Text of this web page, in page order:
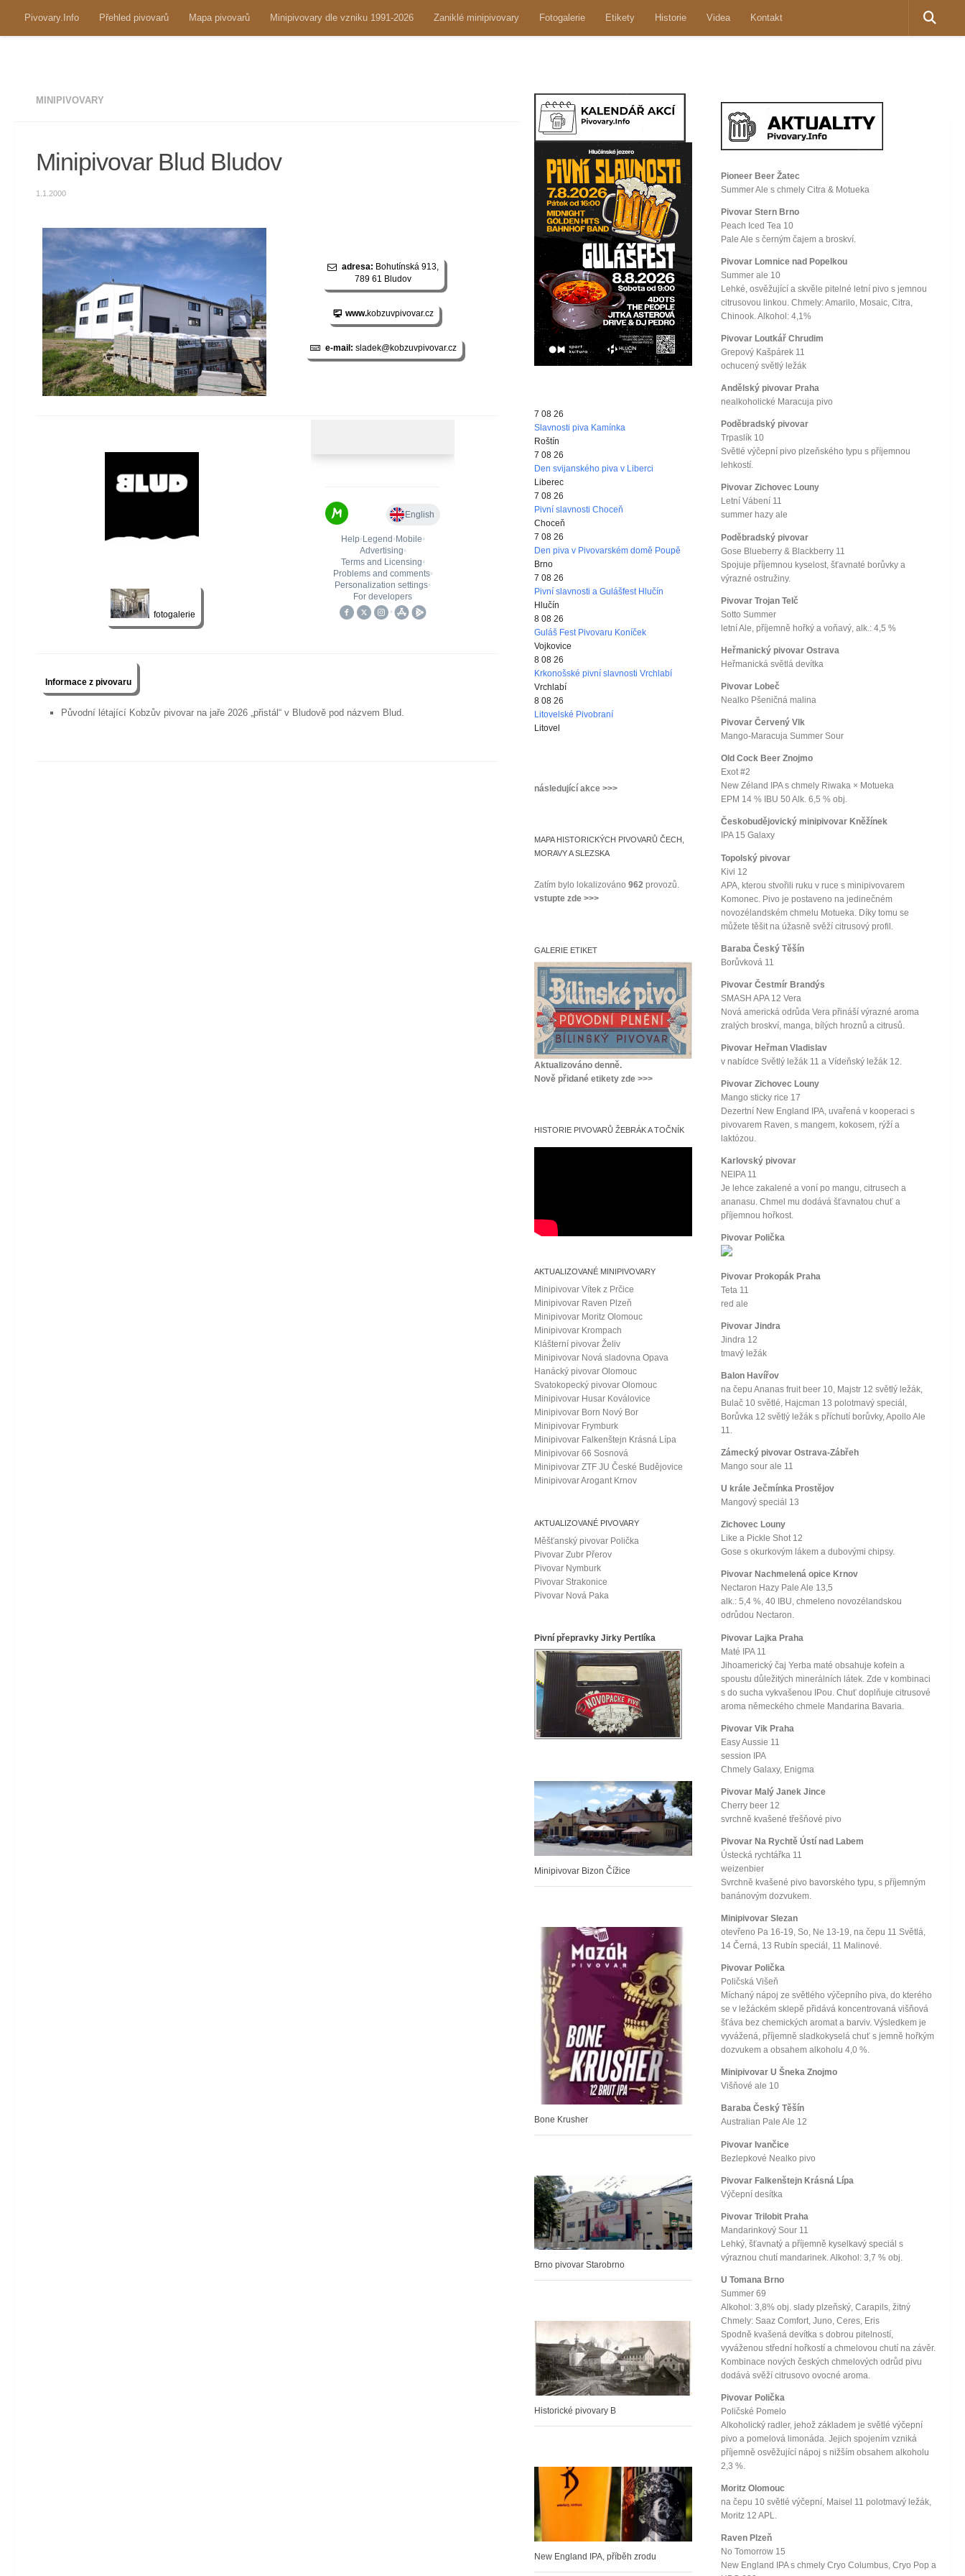
Skip to content
Pivovary.Info Přehled pivovarů Mapa pivovarů Minipivovary dle vzniku 1991-2026 Zaniklé minipivovary Fotogalerie Etikety Historie Videa Kontakt
MINIPIVOVARY
Minipivovar Blud Bludov
1.1.2000
adresa: Bohutínská 913,
789 61 Bludov
www.kobzuvpivovar.cz
e-mail: sladek@kobzuvpivovar.cz
fotogalerie
Informace z pivovaru
Původní létající Kobzův pivovar na jaře 2026 „přistál“ v Bludově pod názvem Blud.
Pioneer Beer Žatec
Summer Ale s chmely Citra & Motueka
Pivovar Stern Brno
Peach Iced Tea 10
Pale Ale s černým čajem a broskví.
Pivovar Lomnice nad Popelkou
Summer ale 10
Lehké, osvěžující a skvěle pitelné letní pivo s jemnou
citrusovou linkou. Chmely: Amarilo, Mosaic, Citra,
Chinook. Alkohol: 4,1%
Pivovar Loutkář Chrudim
Grepový Kašpárek 11
ochucený světlý ležák
Andělský pivovar Praha
nealkoholické Maracuja pivo
Poděbradský pivovar
Trpaslík 10
Světlé výčepní pivo plzeňského typu s příjemnou
lehkostí.
Pivovar Zichovec Louny
Letní Vábení 11
summer hazy ale
Poděbradský pivovar
Gose Blueberry & Blackberry 11
Spojuje příjemnou kyselost, šťavnaté borůvky a
výrazné ostružiny.
Pivovar Trojan Telč
Sotto Summer
letní Ale, příjemně hořký a voňavý, alk.: 4,5 %
Heřmanický pivovar Ostrava
Heřmanická světlá devítka
Pivovar Lobeč
Nealko Pšeničná malina
Pivovar Červený Vlk
Mango-Maracuja Summer Sour
Old Cock Beer Znojmo
Exot #2
New Zéland IPA s chmely Riwaka × Motueka
EPM 14 % IBU 50 Alk. 6,5 % obj.
Českobudějovický minipivovar Kněžínek
IPA 15 Galaxy
Topolský pivovar
Kivi 12
APA, kterou stvořili ruku v ruce s minipivovarem
Komonec. Pivo je postaveno na jedinečném
novozélandském chmelu Motueka. Díky tomu se
můžete těšit na úžasně svěží citrusový profil.
Baraba Český Těšín
Borůvková 11
Pivovar Čestmír Brandýs
SMASH APA 12 Vera
Nová americká odrůda Vera přináší výrazné aroma
zralých broskví, manga, bílých hroznů a citrusů.
Pivovar Heřman Vladislav
v nabídce Světlý ležák 11 a Vídeňský ležák 12.
Pivovar Zichovec Louny
Mango sticky rice 17
Dezertní New England IPA, uvařená v kooperaci s
pivovarem Raven, s mangem, kokosem, rýží a
laktózou.
Karlovský pivovar
NEIPA 11
Je lehce zakalené a voní po mangu, citrusech a
ananasu. Chmel mu dodává šťavnatou chuť a
příjemnou hořkost.
Pivovar Polička
Pivovar Prokopák Praha
Teta 11
red ale
Pivovar Jindra
Jindra 12
tmavý ležák
Balon Havířov
na čepu Ananas fruit beer 10, Majstr 12 světlý ležák,
Bulač 10 světlé, Hajcman 13 polotmavý speciál,
Borůvka 12 světlý ležák s příchutí borůvky, Apollo Ale
11.
Zámecký pivovar Ostrava-Zábřeh
Mango sour ale 11
U krále Ječmínka Prostějov
Mangový speciál 13
Zichovec Louny
Like a Pickle Shot 12
Gose s okurkovým lákem a dubovými chipsy.
Pivovar Nachmelená opice Krnov
Nectaron Hazy Pale Ale 13,5
alk.: 5,4 %, 40 IBU, chmeleno novozélandskou
odrůdou Nectaron.
Pivovar Lajka Praha
Maté IPA 11
Jihoamerický čaj Yerba maté obsahuje kofein a
spoustu důležitých minerálních látek. Zde v kombinaci
s do sucha vykvašenou IPou. Chuť doplňuje citrusové
aroma německého chmele Mandarina Bavaria.
Pivovar Vik Praha
Easy Aussie 11
session IPA
Chmely Galaxy, Enigma
Pivovar Malý Janek Jince
Cherry beer 12
svrchně kvašené třešňové pivo
Pivovar Na Rychtě Ústí nad Labem
Ústecká rychtářka 11
weizenbier
Svrchně kvašené pivo bavorského typu, s příjemným
banánovým dozvukem.
Minipivovar Slezan
otevřeno Pa 16-19, So, Ne 13-19, na čepu 11 Světlá,
14 Černá, 13 Rubín speciál, 11 Malinové.
Pivovar Polička
Poličská Višeň
Míchaný nápoj ze světlého výčepního piva, do kterého
se v ležáckém sklepě přidává koncentrovaná višňová
šťáva bez chemických aromat a barviv. Výsledkem je
vyvážená, příjemně sladkokyselá chuť s jemně hořkým
dozvukem a obsahem alkoholu 4,0 %.
Minipivovar U Šneka Znojmo
Višňové ale 10
Baraba Český Těšín
Australian Pale Ale 12
Pivovar Ivančice
Bezlepkové Nealko pivo
Pivovar Falkenštejn Krásná Lípa
Výčepní desítka
Pivovar Trilobit Praha
Mandarinkový Sour 11
Lehký, šťavnatý a příjemně kyselkavý speciál s
výraznou chutí mandarinek. Alkohol: 3,7 % obj.
U Tomana Brno
Summer 69
Alkohol: 3,8% obj. slady plzeňský, Carapils, žitný
Chmely: Saaz Comfort, Juno, Ceres, Eris
Spodně kvašená devítka s dobrou pitelností,
vyváženou střední hořkostí a chmelovou chutí na závěr.
Kombinace nových českých chmelových odrůd pivu
dodává svěží citrusovo ovocné aroma.
Pivovar Polička
Poličské Pomelo
Alkoholický radler, jehož základem je světlé výčepní
pivo a pomelová limonáda. Jejich spojením vzniká
příjemně osvěžující nápoj s nižším obsahem alkoholu
2,3 %.
Moritz Olomouc
na čepu 10 světlé výčepní, Maisel 11 polotmavý ležák,
Moritz 12 APL.
Raven Plzeň
No Tomorrow 15
New England IPA s chmely Cryo Columbus, Cryo Pop a
7 08 26
Slavnosti piva Kamínka
Roštín
7 08 26
Den svijanského piva v Liberci
Liberec
7 08 26
Pivní slavnosti Choceň
Choceň
7 08 26
Den piva v Pivovarském domě Poupě
Brno
7 08 26
Pivní slavnosti a Gulášfest Hlučín
Hlučín
8 08 26
Guláš Fest Pivovaru Koníček
Vojkovice
8 08 26
Krkonošské pivní slavnosti Vrchlabí
Vrchlabí
8 08 26
Litovelské Pivobraní
Litovel
následující akce >>>
MAPA HISTORICKÝCH PIVOVARŮ ČECH,
MORAVY A SLEZSKA
Zatím bylo lokalizováno 962 provozů.
vstupte zde >>>
GALERIE ETIKET
Aktualizováno denně.
Nově přidané etikety zde >>>
HISTORIE PIVOVARŮ ŽEBRÁK A TOČNÍK
AKTUALIZOVANÉ MINIPIVOVARY
Minipivovar Vítek z Prčice
Minipivovar Raven Plzeň
Minipivovar Moritz Olomouc
Minipivovar Krompach
Klášterní pivovar Želiv
Minipivovar Nová sladovna Opava
Hanácký pivovar Olomouc
Svatokopecký pivovar Olomouc
Minipivovar Husar Koválovice
Minipivovar Born Nový Bor
Minipivovar Frymburk
Minipivovar Falkenštejn Krásná Lípa
Minipivovar 66 Sosnová
Minipivovar ZTF JU České Budějovice
Minipivovar Arogant Krnov
AKTUALIZOVANÉ PIVOVARY
Měšťanský pivovar Polička
Pivovar Zubr Přerov
Pivovar Nymburk
Pivovar Strakonice
Pivovar Nová Paka
Pivní přepravky Jirky Pertlíka
Minipivovar Bizon Čížice
Bone Krusher
Brno pivovar Starobrno
Historické pivovary B
New England IPA, příběh zrodu